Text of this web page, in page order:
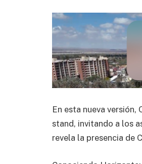
En esta nueva
stand, invitando a los
revela la presencia de